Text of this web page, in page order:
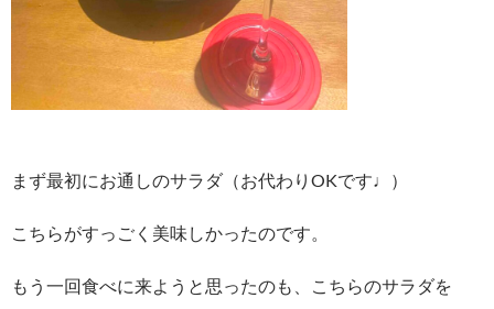
まず最初にお通しのサラダ（お代わりOKです♩）
こちらがすっごく美味しかったのです。
もう一回食べに来ようと思ったのも、こちらのサラダを